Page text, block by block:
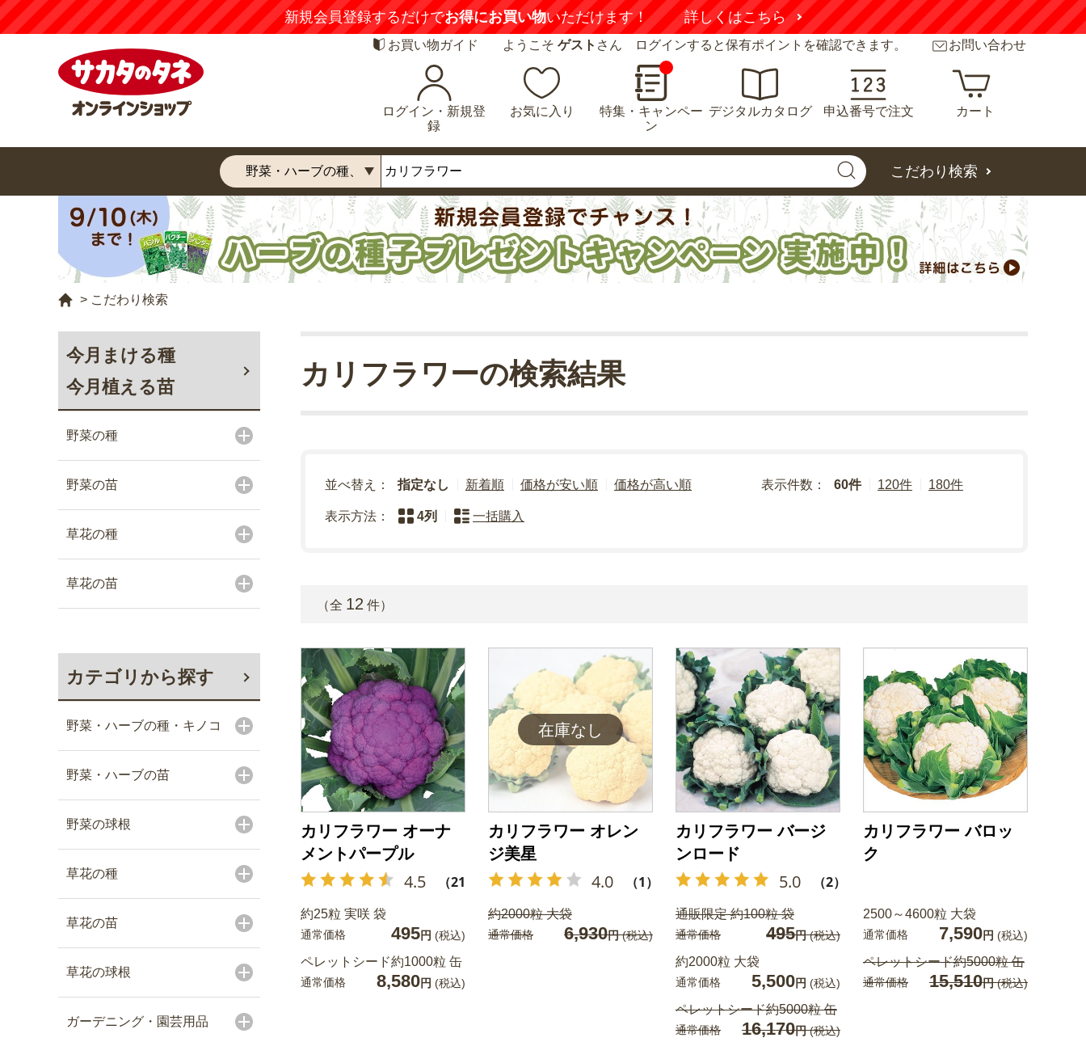
新規会員登録するだけでお得にお買い物いただけます！ 詳しくはこちら
お買い物ガイド ようこそ ゲスト さん ログインすると保有ポイントを確認できます。 お問い合わせ
ログイン・新規登
録
お気に入り
特集・キャンペー
ン
デジタルカタログ 申込番号で注文 カート
こだわり検索
> こだわり検索
今月まける種
今月植える苗
野菜の種
野菜の苗
草花の種
草花の苗
カテゴリから探す
野菜・ハーブの種・キノコ
野菜・ハーブの苗
野菜の球根
草花の種
草花の苗
草花の球根
ガーデニング・園芸用品
カリフラワーの検索結果
並べ替え： 指定なし 新着順 価格が安い順 価格が高い順 表示件数： 60件 120件 180件
表示方法： 4列 一括購入
（全 12 件）
カリフラワー オーナ
メントパープル
4.5 （21）
約25粒 実咲 袋
通常価格 495円 (税込)
ペレットシード約1000粒 缶
通常価格 8,580円 (税込)
カリフラワー オレン
ジ美星
4.0 （1）
約2000粒 大袋
通常価格 6,930円(税込)
カリフラワー バージ
ンロード
5.0 （2）
通販限定 約100粒 袋
通常価格 495円(税込)
約2000粒 大袋
通常価格 5,500円 (税込)
ペレットシード約5000粒 缶
通常価格 16,170円(税込)
カリフラワー バロッ
ク
2500～4600粒 大袋
通常価格 7,590円 (税込)
ペレットシード約5000粒 缶
通常価格 15,510円(税込)